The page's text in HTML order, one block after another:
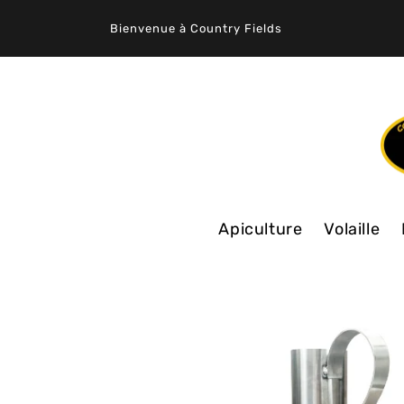
CONTENU
Bienvenue à Country Fields
Apiculture Volaille